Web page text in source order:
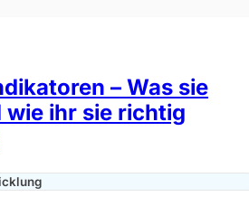
– Was sie
wie ihr sie richtig